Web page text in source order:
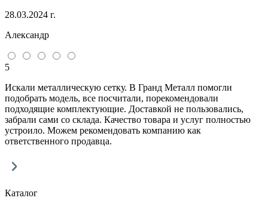
28.03.2024 г.
Александр
5
Искали металлическую сетку. В Гранд Металл помогли
подобрать модель, все посчитали, порекомендовали
подходящие комплектующие. Доставкой не пользовались,
забрали сами со склада. Качество товара и услуг полностью
устроило. Можем рекомендовать компанию как
ответственного продавца.
Каталог